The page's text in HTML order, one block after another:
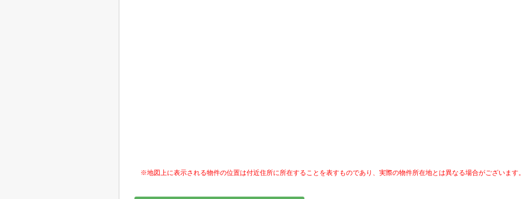
※地図上に表示される物件の位置は付近住所に所在することを表すものであり、実際の物件所在地とは異なる場合がございます。